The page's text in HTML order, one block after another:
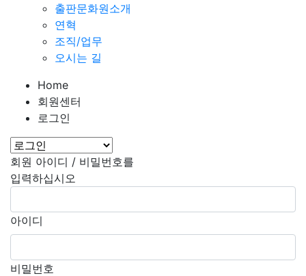
출판문화원소개
연혁
조직/업무
오시는 길
Home
회원센터
로그인
회원 아이디 / 비밀번호를
입력하십시오
아이디
비밀번호